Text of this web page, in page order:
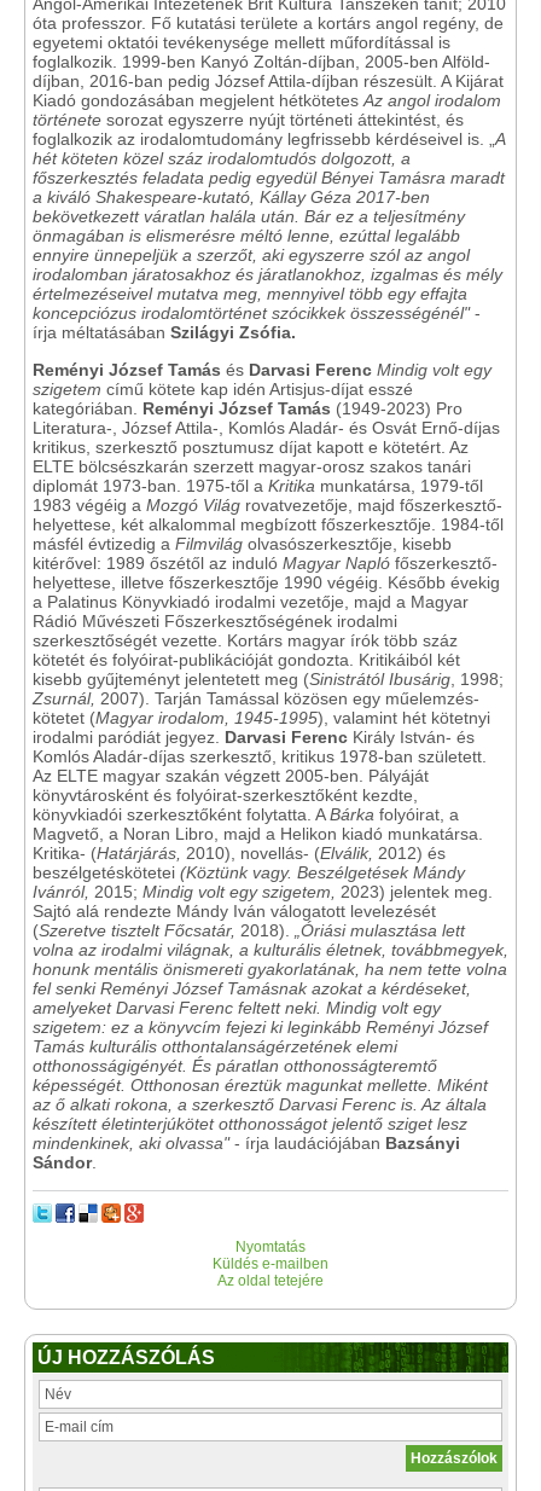
óta professzor. Fő kutatási területe a kortárs angol regény, de
egyetemi oktatói tevékenysége mellett műfordítással is
foglalkozik. 1999-ben Kanyó Zoltán-díjban, 2005-ben Alföld-
díjban, 2016-ban pedig József Attila-díjban részesült. A Kijárat
Kiadó gondozásában megjelent hétkötetes Az angol irodalom
története sorozat egyszerre nyújt történeti áttekintést, és
foglalkozik az irodalomtudomány legfrissebb kérdéseivel is. „ A
hét köteten közel száz irodalomtudós dolgozott, a
főszerkesztés feladata pedig egyedül Bényei Tamásra maradt
a kiváló Shakespeare-kutató, Kállay Géza 2017-ben
bekövetkezett váratlan halála után. Bár ez a teljesítmény
önmagában is elismerésre méltó lenne, ezúttal legalább
ennyire ünnepeljük a szerzőt, aki egyszerre szól az angol
irodalomban járatosakhoz és járatlanokhoz, izgalmas és mély
értelmezéseivel mutatva meg, mennyivel több egy effajta
koncepciózus irodalomtörténet szócikkek összességénél"-
írja méltatásában Szilágyi Zsófia.
Reményi József Tamás és Darvasi Ferenc Mindig volt egy
szigetem című kötete kap idén Artisjus-díjat esszé
kategóriában. Reményi József Tamás (1949-2023) Pro
Literatura-, József Attila-, Komlós Aladár- és Osvát Ernő-díjas
kritikus, szerkesztő posztumusz díjat kapott e kötetért. Az
ELTE bölcsészkarán szerzett magyar-orosz szakos tanári
diplomát 1973-ban. 1975-től a Kritika munkatársa, 1979-től
1983 végéig a Mozgó Világ rovatvezetője, majd főszerkesztő-
helyettese, két alkalommal megbízott főszerkesztője. 1984-től
másfél évtizedig a Filmvilág olvasószerkesztője, kisebb
kitérővel: 1989 őszétől az induló Magyar Napló főszerkesztő-
helyettese, illetve főszerkesztője 1990 végéig. Később évekig
a Palatinus Könyvkiadó irodalmi vezetője, majd a Magyar
Rádió Művészeti Főszerkesztőségének irodalmi
szerkesztőségét vezette. Kortárs magyar írók több száz
kötetét és folyóirat-publikációját gondozta. Kritikáiból két
kisebb gyűjteményt jelentetett meg (Sinistrától Ibusárig , 1998;
Zsurnál, 2007). Tarján Tamással közösen egy műelemzés-
kötetet (Magyar irodalom, 1945-1995), valamint hét kötetnyi
irodalmi paródiát jegyez. Darvasi Ferenc Király István- és
Komlós Aladár-díjas szerkesztő, kritikus 1978-ban született.
Az ELTE magyar szakán végzett 2005-ben. Pályáját
könyvtárosként és folyóirat-szerkesztőként kezdte,
könyvkiadói szerkesztőként folytatta. ABárka folyóirat, a
Magvető, a Noran Libro, majd a Helikon kiadó munkatársa.
Kritika- (Határjárás, 2010), novellás- (Elválik, 2012) és
beszélgetéskötetei (Köztünk vagy. Beszélgetések Mándy
Ivánról, 2015; Mindig volt egy szigetem,
2023) jelentek meg.
Sajtó alá rendezte Mándy Iván válogatott levelezését
(Szeretve tisztelt Főcsatár, 2018).
„Óriási mulasztása lett
volna az irodalmi világnak, a kulturális életnek, továbbmegyek,
honunk mentális önismereti gyakorlatának, ha nem tette volna
fel senki Reményi József Tamásnak azokat a kérdéseket,
amelyeket Darvasi Ferenc feltett neki. Mindig volt egy
szigetem: ez a könyvcím fejezi ki leginkább Reményi József
Tamás kulturális otthontalanságérzetének elemi
otthonosságigényét. És páratlan otthonosságteremtő
képességét. Otthonosan éreztük magunkat mellette. Miként
az ő alkati rokona, a szerkesztő Darvasi Ferenc is. Az általa
készített életinterjúkötet otthonosságot jelentő sziget lesz
mindenkinek, aki olvassa"- írja laudációjában Bazsányi
Sándor.
Nyomtatás
Küldés e-mailben
Az oldal tetejére
ÚJ HOZZÁSZÓLÁS